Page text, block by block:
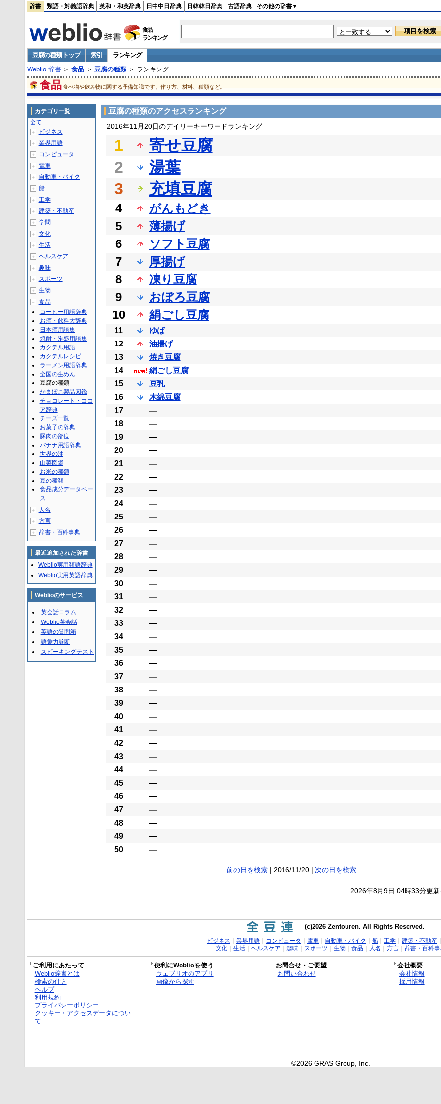
辞書 類語・対義語辞典 英和・和英辞典 日中中日辞典 日韓韓日辞典 古語辞典 その他の辞書▼
食品
ランキング
豆腐の種類 トップ 索引
ランキング
Weblio 辞書＞ 食品＞ 豆腐の種類＞ ランキング
食品 食べ物や飲み物に関する予備知識です。作り方、材料、種類など。
豆腐の種類のアクセスランキング
2016年11月20日のデイリーキーワードランキング
1
寄せ豆腐
2
湯葉
3
充填豆腐
4
がんもどき
5
薄揚げ
6
ソフト豆腐
7
厚揚げ
8
凍り豆腐
9
おぼろ豆腐
10
絹ごし豆腐
11
ゆば
12
油揚げ
13
焼き豆腐
14
絹ごし豆腐
15
豆乳
16
木綿豆腐
17
―
18
―
19
―
20
―
21
―
22
―
23
―
24
―
25
―
26
―
27
―
28
―
29
―
30
―
31
―
32
―
33
―
34
―
35
―
36
―
37
―
38
―
39
―
40
―
41
―
42
―
43
―
44
―
45
―
46
―
47
―
48
―
49
―
50
―
前の日を検索| 2016/11/20 | 次の日を検索
2026年8月9日 04時33分更
カテゴリ一覧
全て
＋ ビジネス
＋ 業界用語
＋ コンピュータ
＋ 電車
＋ 自動車・バイク
＋ 船
＋ 工学
＋ 建築・不動産
＋ 学問
＋ 文化
＋ 生活
＋ ヘルスケア
＋ 趣味
＋ スポーツ
＋ 生物
－
食品
コーヒー用語辞典
お酒・飲料大辞典
日本酒用語集
焼酎・泡盛用語集
カクテル用語
カクテルレシピ
ラーメン用語辞典
全国の生めん
豆腐の種類
かまぼこ製品図鑑
チョコレート・ココ
ア辞典
チーズ一覧
お菓子の辞典
豚肉の部位
バナナ用語辞典
世界の油
山菜図鑑
お米の種類
豆の種類
食品成分データベー
ス
＋ 人名
＋ 方言
＋ 辞書・百科事典
最近追加された辞書
Weblio実用類語辞典
Weblio実用英語辞典
Weblioのサービス
英会話コラム
Weblio英会話
英語の質問箱
語彙力診断
スピーキングテスト
(c)2026 Zentouren. All Rights Reserved.
ビジネス 業界用語｜ コンピュータ 電車｜ 自動車・バイク 船｜ 工学｜ 建築・不動産｜
文化｜ 生活｜ ヘルスケア 趣味｜ スポーツ 生物 食品｜ 人名 方言｜ 辞書・百科事
ご利用にあたって 便利にWeblioを使う お問合せ・ご要望 会社概要
Weblio辞書とは
検索の仕方
ヘルプ
利用規約
プライバシーポリシー
クッキー・アクセスデータについ
て
ウェブリオのアプリ
画像から探す
お問い合わせ
会社情報
採用情報
©2026 GRAS Group, Inc.